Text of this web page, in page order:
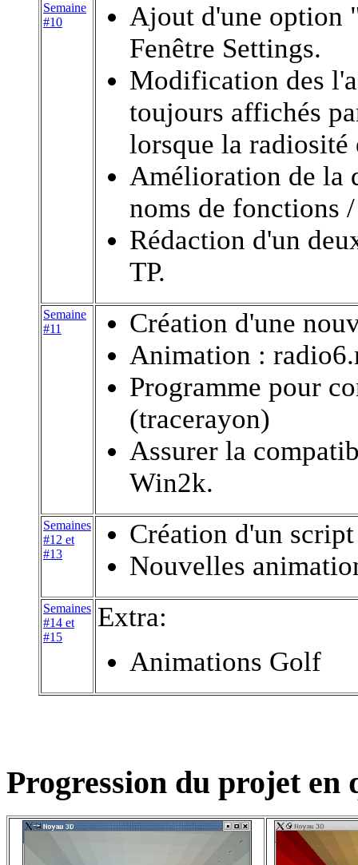
Semaine
#10
Ajout d'une option
Fenêtre Settings.
Modification des
toujours affichés
lorsque la radiosité
Amélioration de la
noms de fonctions
Rédaction d'un
TP.
Semaine
#11
Création d'une
Animation :
Programme pour
(tracerayon)
Assurer la
Win2k.
Semaines
#12 et
#13
Création d'un
Nouvelles
Semaines
#14 et
#15
Extra:
Animations Golf
Progression du projet en